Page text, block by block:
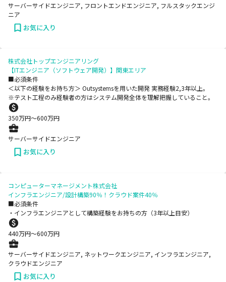
サーバーサイドエンジニア, フロントエンドエンジニア, フルスタックエンジ
ニア
お気に入り
株式会社トップエンジニアリング
【ITエンジニア（ソフトウェア開発）】関東エリア
■必須条件
＜以下の経験をお持ち方＞ Outsystemsを用いた開発 実務経験2,3年以上。
※テスト工程のみ経験者の方はシステム開発全体を理解把握していること。
350万円〜600万円
サーバーサイドエンジニア
お気に入り
コンピューターマネージメント株式会社
インフラエンジニア/設計構築90％！クラウド案件40％
■必須条件
・インフラエンジニアとして構築経験をお持ちの方（3年以上目安）
440万円〜600万円
サーバーサイドエンジニア, ネットワークエンジニア, インフラエンジニア,
クラウドエンジニア
お気に入り